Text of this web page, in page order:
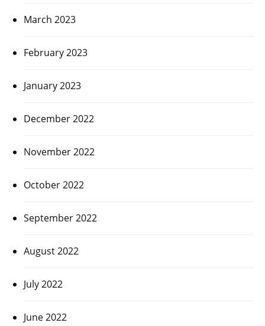
March 2023
February 2023
January 2023
December 2022
November 2022
October 2022
September 2022
August 2022
July 2022
June 2022